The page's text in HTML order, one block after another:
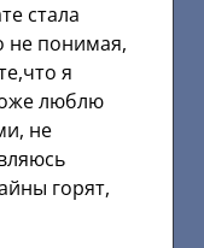
стала
не понимая,
я
люблю
не
горят,